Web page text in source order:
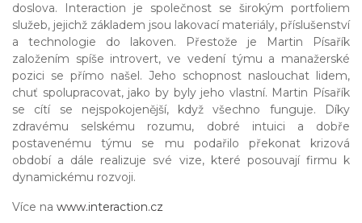
doslova. Interaction je společnost se širokým portfoliem
služeb, jejichž základem jsou lakovací materiály, příslušenství
a technologie do lakoven. Přestože je Martin Písařík
založením spíše introvert, ve vedení týmu a manažerské
pozici se přímo našel. Jeho schopnost naslouchat lidem,
chuť spolupracovat, jako by byly jeho vlastní. Martin Písařík
se cítí se nejspokojenější, když všechno funguje. Díky
zdravému selskému rozumu, dobré intuici a dobře
postavenému týmu se mu podařilo překonat krizová
období a dále realizuje své vize, které posouvají firmu k
dynamickému rozvoji.
Více na www.interaction.cz